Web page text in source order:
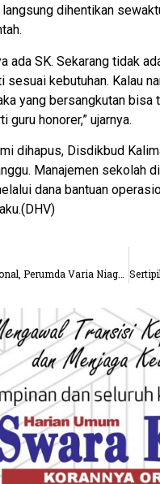
dihentikan
ada SK. Sekarang tidak
kebutuhan. Kalau
yang bersangkutan
guru honorer,” ujarnya.
dihapus, Disdikbud
Manajemen sekolah
dana bantuan
Sempat Tertekan Biaya Operasional, Perumda Varia Niaga Samarinda Mulai Bukukan Laba Lewat Teras Samarinda